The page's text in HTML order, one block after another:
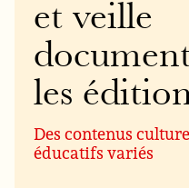
et veille
les
Des contenus
éducatifs variés